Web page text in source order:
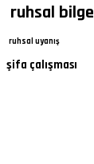
ruhsal bilge
ruhsal uyanış
şifa çalışması